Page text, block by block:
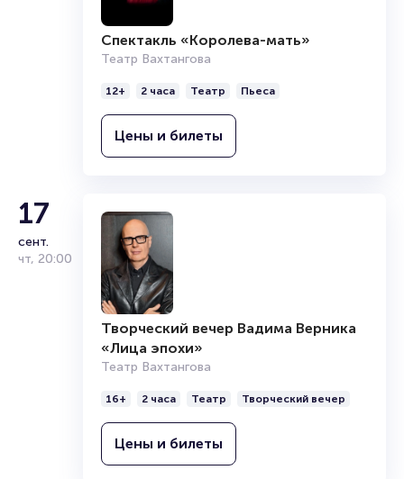
Спектакль «Королева-мать»
Театр Вахтангова
12+ 2 часа Театр Пьеса
Цены и билеты
17
сент.
чт, 20:00
Творческий вечер Вадима Верника
«Лица эпохи»
Театр Вахтангова
16+ 2 часа Театр Творческий вечер
Цены и билеты